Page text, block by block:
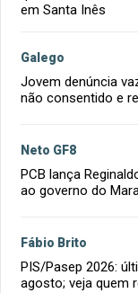
em Santa Inês
Galego
Jovem denúncia
não consentido e
Neto GF8
PCB lança
ao governo do
Fábio Brito
PIS/Pasep 2026:
agosto; veja quem